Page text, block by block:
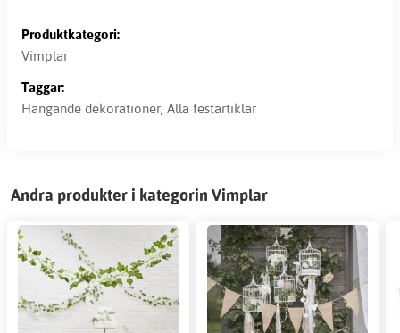
Produktkategori:
Vimplar
Taggar:
Hängande dekorationer, Alla festartiklar
Andra produkter i kategorin Vimplar